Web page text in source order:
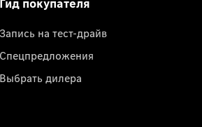
Запись на тест-драйв
Спецпредложения
Выбрать дилера